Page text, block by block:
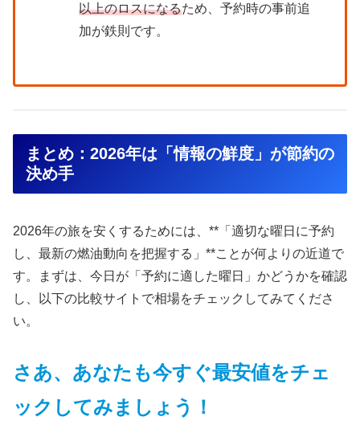
以上のロスになるため、予約時の事前追
加が鉄則です。
まとめ：2026年は「情報の鮮度」が節約の
決め手
2026年の旅を安くするためには、**「適切な曜日に予約
し、最新の燃油動向を把握する」**ことが何よりの近道で
す。まずは、今日が「予約に適した曜日」かどうかを確認
し、以下の比較サイトで相場をチェックしてみてくださ
い。
さあ、 あなたも今すぐ最安値をチェ
ックしてみましょう！